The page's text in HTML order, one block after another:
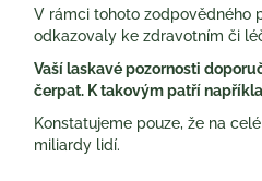
V rámci tohoto zodpovědného
odkazovaly ke zdravotním či
Vaší laskavé pozornosti
čerpat. K takovým patří
Konstatujeme pouze, že na
miliardy lidí.